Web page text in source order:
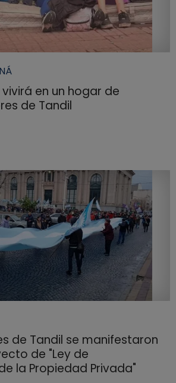
en un hogar de
de Tandil
de Tandil se manifestaron
de "Ley de
la Propiedad Privada"